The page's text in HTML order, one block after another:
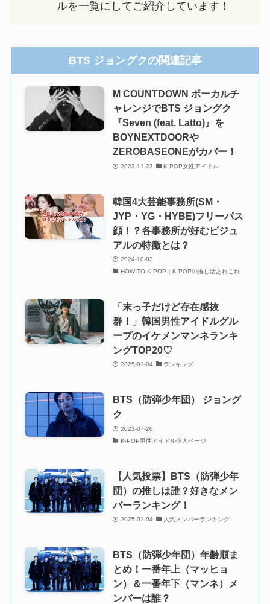
ルを一覧にしてご紹介しています！
BTS ジョングクの関連記事
M COUNTDOWN ボーカルチ
ャレンジでBTS ジョングク
『Seven (feat. Latto)』を
BOYNEXTDOORや
ZEROBASEONEがカバー！
2023-11-23 K-POP女性アイドル
韓国4大芸能事務所(SM・
JYP・YG・HYBE)フリーパス
顔！？各事務所が好むビジュ
アルの特徴とは？
2024-10-03
HOW TO K-POP｜K-POPの推し活あれこれ
「末っ子だけど存在感抜
群！」韓国男性アイドルグル
ープのイケメンマンネランキ
ングTOP20♡
2025-01-04 ランキング
BTS（防弾少年団） ジョング
ク
2023-07-26
K-POP男性アイドル個人ページ
【人気投票】BTS（防弾少年
団）の推しは誰？好きなメン
バーランキング！
2025-01-04 人気メンバーランキング
BTS（防弾少年団）年齢順ま
とめ！一番年上（マッヒョ
ン）＆一番年下（マンネ）メ
ンバーは誰？